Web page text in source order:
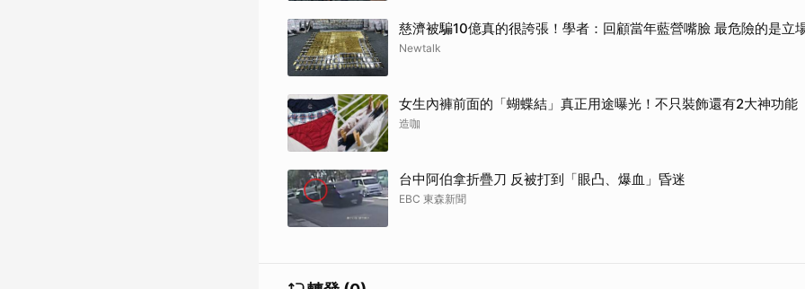
慈濟被騙10億真的很誇張！學者：回顧當年藍營嘴臉 最危險的是立
Newtalk
女生內褲前面的「蝴蝶結」真正用途曝光！不只裝飾還有2大神功能
造咖
台中阿伯拿折疊刀 反被打到「眼凸、爆血」昏迷
EBC 東森新聞